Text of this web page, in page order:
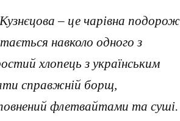
– це чарівна подорож
навколо одного з
хлопець з українським
справжній борщ,
флетвайтами та суші.